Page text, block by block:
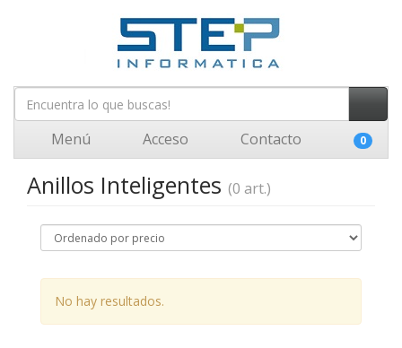
Menú Acceso Contacto 0
Anillos Inteligentes (0 art.)
No hay resultados.